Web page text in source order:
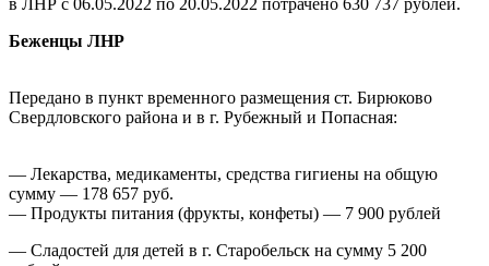
Беженцы ЛНР
Передано в пункт временного размещения ст. Бирюково
Свердловского района и в г. Рубежный и Попасная:
— Лекарства, медикаменты, средства гигиены на общую
сумму — 178 657 руб.
— Продукты питания (фрукты, конфеты) — 7 900 рублей
— Сладостей для детей в г. Старобельск на сумму 5 200